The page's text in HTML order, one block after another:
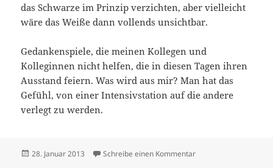
das Schwarze im Prinzip verzichten, aber vielleicht
wäre das Weiße dann vollends unsichtbar.
Gedankenspiele, die meinen Kollegen und
Kolleginnen nicht helfen, die in diesen Tagen ihren
Ausstand feiern. Was wird aus mir? Man hat das
Gefühl, von einer Intensivstation auf die andere
verlegt zu werden.
Veröffentlicht
28. Januar 2013 Schreibe einen Kommentarzu Halb und halb